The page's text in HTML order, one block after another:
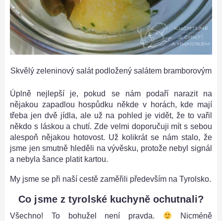
Skvělý zeleninový salát podložený salátem bramborovým
Úplně nejlepší je, pokud se nám podaří narazit na
nějakou zapadlou hospůdku někde v horách, kde mají
třeba jen dvě jídla, ale už na pohled je vidět, že to vařil
někdo s láskou a chutí. Zde velmi doporučuji mít s sebou
alespoň nějakou hotovost. Už kolikrát se nám stalo, že
jsme jen smutně hleděli na vývěsku, protože nebyl signál
a nebyla šance platit kartou.
My jsme se při naší cestě zaměřili především na Tyrolsko.
Co jsme z tyrolské kuchyně ochutnali?
Všechno! To bohužel není pravda.
Nicméně